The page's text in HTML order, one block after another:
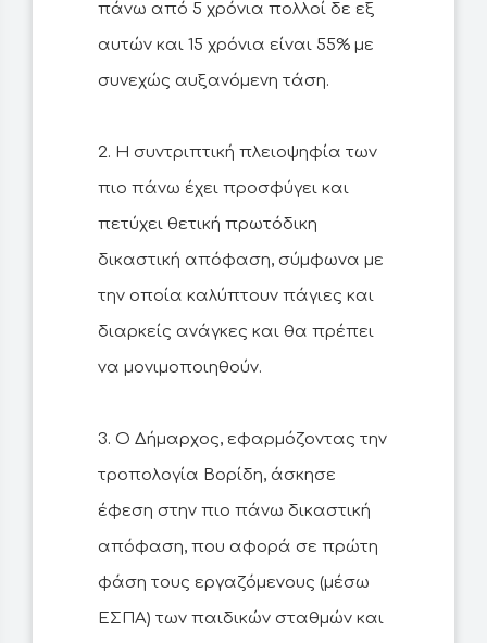
πάνω από 5 χρόνια πολλοί δε εξ
αυτών και 15 χρόνια είναι 55% με
συνεχώς αυξανόμενη τάση.
2. Η συντριπτική πλειοψηφία των
πιο πάνω έχει προσφύγει και
πετύχει θετική πρωτόδικη
δικαστική απόφαση, σύμφωνα με
την οποία καλύπτουν πάγιες και
διαρκείς ανάγκες και θα πρέπει
να μονιμοποιηθούν.
3. Ο Δήμαρχος, εφαρμόζοντας την
τροπολογία Βορίδη, άσκησε
έφεση στην πιο πάνω δικαστική
απόφαση, που αφορά σε πρώτη
φάση τους εργαζόμενους (μέσω
ΕΣΠΑ) των παιδικών σταθμών και